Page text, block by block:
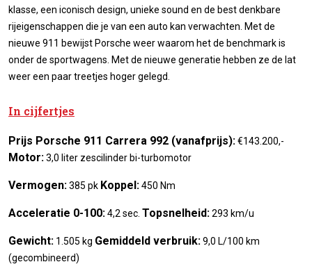
klasse, een iconisch design, unieke sound en de best denkbare
rijeigenschappen die je van een auto kan verwachten. Met de
nieuwe 911 bewijst Porsche weer waarom het de benchmark is
onder de sportwagens. Met de nieuwe generatie hebben ze de lat
weer een paar treetjes hoger gelegd.
In cijfertjes
Prijs Porsche 911 Carrera 992 (vanafprijs):€143.200,-
Motor:3,0 liter zescilinder bi-turbomotor
Vermogen:385 pk Koppel:450 Nm
Acceleratie 0-100:4,2 sec. Topsnelheid:293 km/u
Gewicht: 1.505 kg Gemiddeld verbruik:9,0 L/100 km
(gecombineerd)